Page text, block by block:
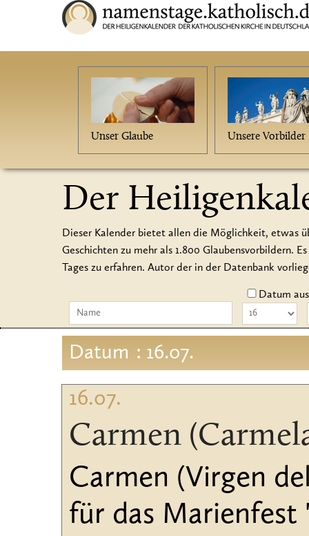
Unser Glaube Unsere Vorbilder
Der
Dieser Kalender bietet allen die Möglichkeit, etwas
Geschichten zu mehr als 1.800 Glaubensvorbildern.
Tages zu erfahren. Autor der in der Datenbank
Datum
Datum : 16.07.
16.07.
Carmen
Carmen (Virgen
für das Marienfest